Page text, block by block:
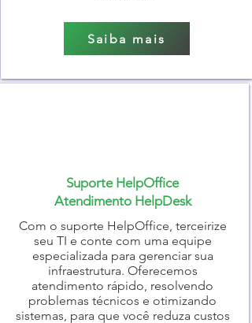
Saiba mais
Suporte HelpOffice
Atendimento HelpDesk
Com o suporte HelpOffice, terceirize
seu TI e conte com uma equipe
especializada para gerenciar sua
infraestrutura. Oferecemos
atendimento rápido, resolvendo
problemas técnicos e otimizando
sistemas, para que você reduza custos